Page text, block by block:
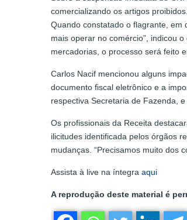
comercializando os artigos
Quando constatado o flagrante, em
mais operar no comércio”, indicou
mercadorias, o processo será feito
Carlos Nacif mencionou alguns
documento fiscal eletrônico e a
respectiva Secretaria de Fazenda,
Os profissionais da Receita
ilicitudes identificada pelos órgãos
mudanças. “Precisamos muito dos
Assista à live na íntegra aqui
A reprodução deste material é